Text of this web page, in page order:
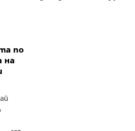
по
на